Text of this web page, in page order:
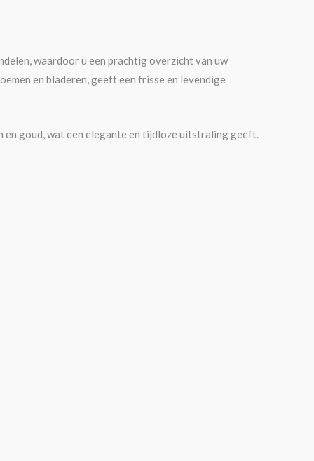
waardoor u een prachtig overzicht van uw
en bladeren, geeft een frisse en levendige
goud, wat een elegante en tijdloze uitstraling geeft.